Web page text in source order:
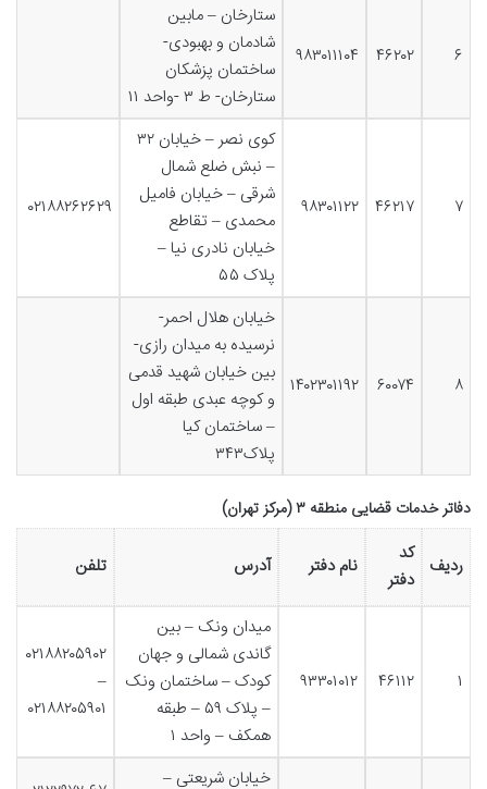
۶ ۴۶۲۰۲ ۹۸۳۰۱۱۱۰۴
ستارخان – مابین
شادمان و بهبودی-
ساختمان پزشکان
ستارخان- ط ۳ -واحد ۱۱
۷ ۴۶۲۱۷ ۹۸۳۰۱۱۲۲
کوی نصر – خیابان ۳۲
– نبش ضلع شمال
شرقی – خیابان فامیل
محمدی – تقاطع
خیابان نادری نیا –
پلاک ۵۵
۰۲۱۸۸۲۶۲۶۲۹
۸ ۶۰۰۷۴ ۱۴۰۲۳۰۱۱۹۲
خیابان هلال احمر-
نرسیده به میدان رازی-
بین خیابان شهید قدمی
و کوچه عبدی طبقه اول
– ساختمان کیا
پلاک۳۴۳
دفاتر خدمات قضایی منطقه ۳ (مرکز تهران)
ردیف کد
دفتر
نام دفتر آدرس تلفن
۱ ۴۶۱۱۲ ۹۳۳۰۱۰۱۲
میدان ونک – بین
گاندی شمالی و جهان
کودک – ساختمان ونک
– پلاک ۵۹ – طبقه
همکف – واحد ۱
۰۲۱۸۸۲۰۵۹۰۲
–
۰۲۱۸۸۲۰۵۹۰۱
خیابان شریعتی –